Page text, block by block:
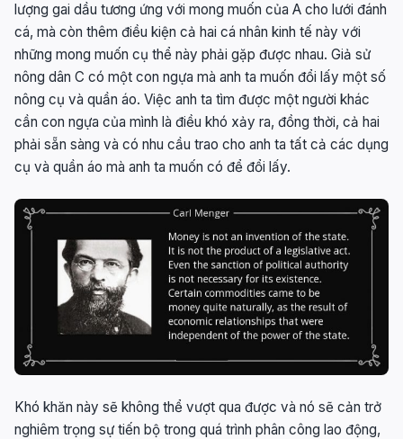
lượng gai dầu tương ứng với mong muốn của A cho lưới đánh
cá, mà còn thêm điều kiện cả hai cá nhân kinh tế này với
những mong muốn cụ thể này phải gặp được nhau. Giả sử
nông dân C có một con ngựa mà anh ta muốn đổi lấy một số
nông cụ và quần áo. Việc anh ta tìm được một người khác
cần con ngựa của mình là điều khó xảy ra, đồng thời, cả hai
phải sẵn sàng và có nhu cầu trao cho anh ta tất cả các dụng
cụ và quần áo mà anh ta muốn có để đổi lấy.
Khó khăn này sẽ không thể vượt qua được và nó sẽ cản trở
nghiêm trọng sự tiến bộ trong quá trình phân công lao động,